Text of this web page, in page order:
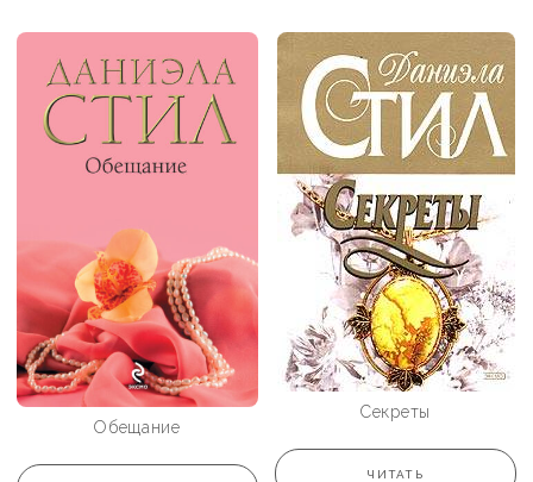
Обещание
Секреты
ЧИТАТЬ